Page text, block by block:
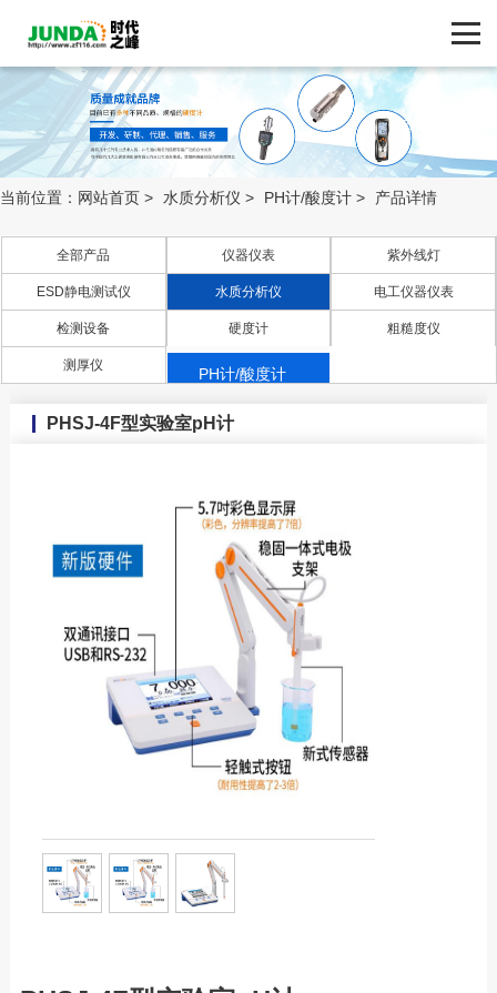
品牌中心
新闻动态
技术支持
客户案例
联系我们
服务热线：13760205028
联系邮箱：liu56817@126.com
ZF116.COM
当前位置： 网站首页 > 水质分析仪 > PH计/酸度计 > 产品详情
全部产品 仪器仪表 紫外线灯
ESD静电测试仪 水质分析仪
电极
PH计/酸度计
折光仪
COD/BOD测定仪
电工仪器仪表
检测设备 硬度计 粗糙度仪
测厚仪
PHSJ-4F型实验室pH计